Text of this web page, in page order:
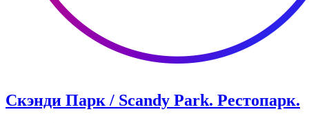
Скэнди Парк / Scandy Park. Рестопарк.